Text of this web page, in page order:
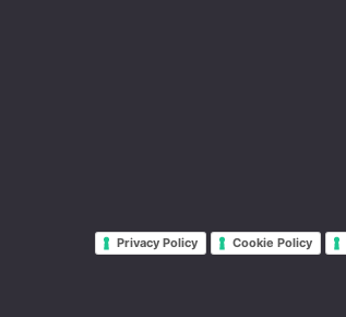
Privacy Policy Cookie Policy